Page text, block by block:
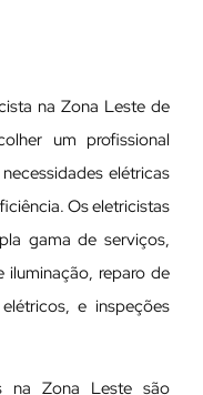
na Zona Leste de
um profissional
elétricas
Os eletricistas
gama de serviços,
iluminação, reparo de
e inspeções
na Zona Leste são